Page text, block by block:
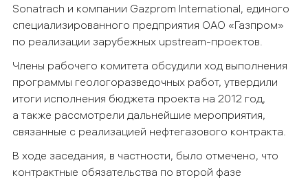
Sonatrach и компании Gazprom International, единого
специализированного предприятия ОАО «Газпром»
по реализации зарубежных upstream-проектов.
Члены рабочего комитета обсудили ход выполнения
программы геологоразведочных работ, утвердили
итоги исполнения бюджета проекта на 2012 год,
а также рассмотрели дальнейшие мероприятия,
связанные с реализацией нефтегазового контракта.
В ходе заседания, в частности, было отмечено, что
контрактные обязательства по второй фазе